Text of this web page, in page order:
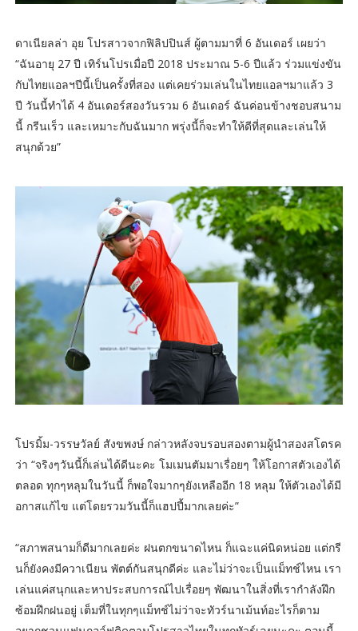
ดาเนียลล่า อุย โปรสาวจากฟิลิปปินส์ ผู้ตามมาที่ 6 อันเดอร์ เผยว่า
“ฉันอายุ 27 ปี เทิร์นโปรเมื่อปี 2018 ประมาณ 5-6 ปีแล้ว ร่วมแข่งขัน
กับไทยแอลฯปีนี้เป็นครั้งที่สอง แต่เคยร่วมเล่นในไทยแอลฯมาแล้ว 3
ปี วันนี้ทำได้ 4 อันเดอร์สองวันรวม 6 อันเดอร์ ฉันค่อนข้างชอบสนาม
นี้ กรีนเร็ว และเหมาะกับฉันมาก พรุ่งนี้ก็จะทำให้ดีที่สุดและเล่นให้
สนุกด้วย”
โปรมิ้ม-วรรษวัลย์ สังขพงษ์ กล่าวหลังจบรอบสองตามผู้นำสองสโตรค
ว่า “จริงๆวันนี้ก็เล่นได้ดีนะคะ โมเมนตัมมาเรื่อยๆ ให้โอกาสตัวเองได้
ตลอด ทุกๆหลุมในวันนี้ ก็พอใจมากๆยังเหลืออีก 18 หลุม ให้ตัวเองได้มี
อกาสแก้ไข แต่โดยรวมวันนี้ก็แฮปปี้มากเลยค่ะ”
“สภาพสนามก็ดีมากเลยค่ะ ฝนตกขนาดไหน ก็แฉะแค่นิดหน่อย แต่กรี
นก็ยังคงมีควาเนียน พัตต์กันสนุกดีค่ะ และไม่ว่าจะเป็นแม็ทช์ไหน เรา
เล่นแค่สนุกและหาประสบการณ์ไปเรื่อยๆ พัฒนาในสิ่งที่เรากำลังฝึก
ซ้อมฝึกฝนอยู่ เต็มที่ในทุกๆแม็ทช์ไม่ว่าจะทัวร์นาเม้นท์อะไรก็ตาม